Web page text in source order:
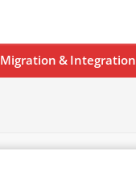
Migration & Integration